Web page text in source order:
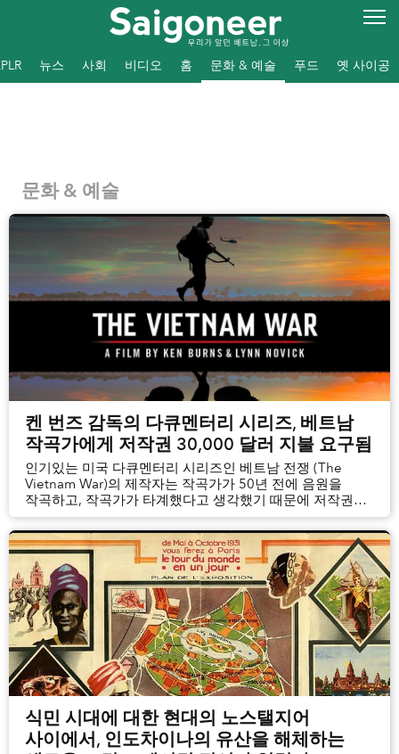
뉴스 사회 비디오 홈 문화 & 예술 푸드 옛 사이공
문화 & 예술
켄 번즈 감독의 다큐멘터리 시리즈, 베트남
작곡가에게 저작권 30,000 달러 지불 요구됨
인기있는 미국 다큐멘터리 시리즈인 베트남 전쟁 (The
Vietnam War)의 제작자는 작곡가가 50년 전에 음원을
작곡하고, 작곡가가 타계했다고 생각했기 때문에 저작권을
지불하지 않았다.
식민 시대에 대한 현대의 노스탤지어
사이에서, 인도차이나의 유산을 해체하는